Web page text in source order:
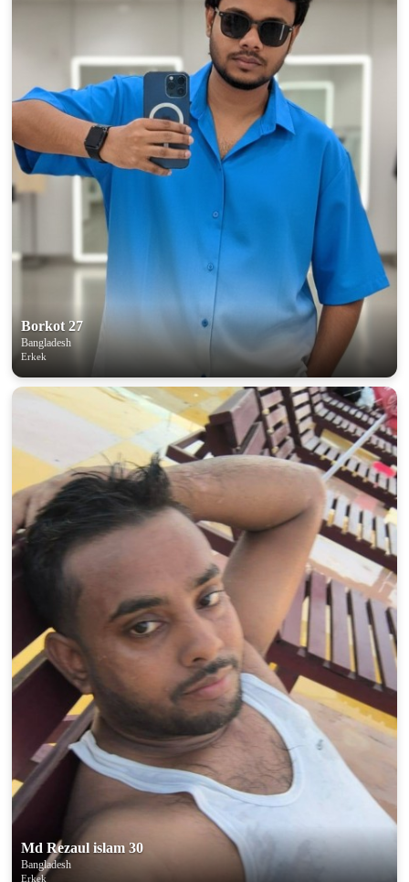
Borkot 27
Bangladesh
Erkek
Md Rezaul islam 30
Bangladesh
Erkek